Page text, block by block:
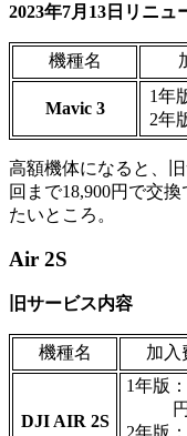
2023年7月13日リニュ
機種名
Mavic 3
1年
2年
高額機体になると、
回まで18,900円で交
たいところ。
Air 2S
旧サービス内容
機種名 加入
DJI AIR 2S
1年版
円
2年版